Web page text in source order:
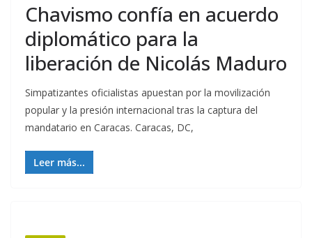
Chavismo confía en acuerdo
diplomático para la
liberación de Nicolás Maduro
Simpatizantes oficialistas apuestan por la movilización
popular y la presión internacional tras la captura del
mandatario en Caracas. Caracas, DC,
Leer más...